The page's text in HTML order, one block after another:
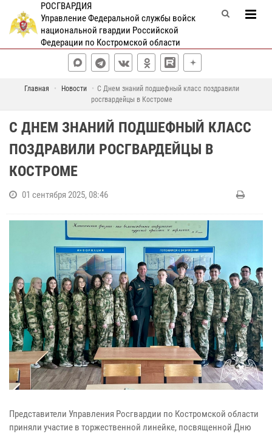
РОСГВАРДИЯ
Управление Федеральной службы войск
национальной гвардии Российской
Федерации по Костромской области
Главная Новости
C Днем знаний подшефный класс поздравили
росгвардейцы в Костроме
C ДНЕМ ЗНАНИЙ ПОДШЕФНЫЙ КЛАСС
ПОЗДРАВИЛИ РОСГВАРДЕЙЦЫ В
КОСТРОМЕ
01 сентября 2025, 08:46
Представители Управления Росгвардии по Костромской области
приняли участие в торжественной линейке, посвященной Дню